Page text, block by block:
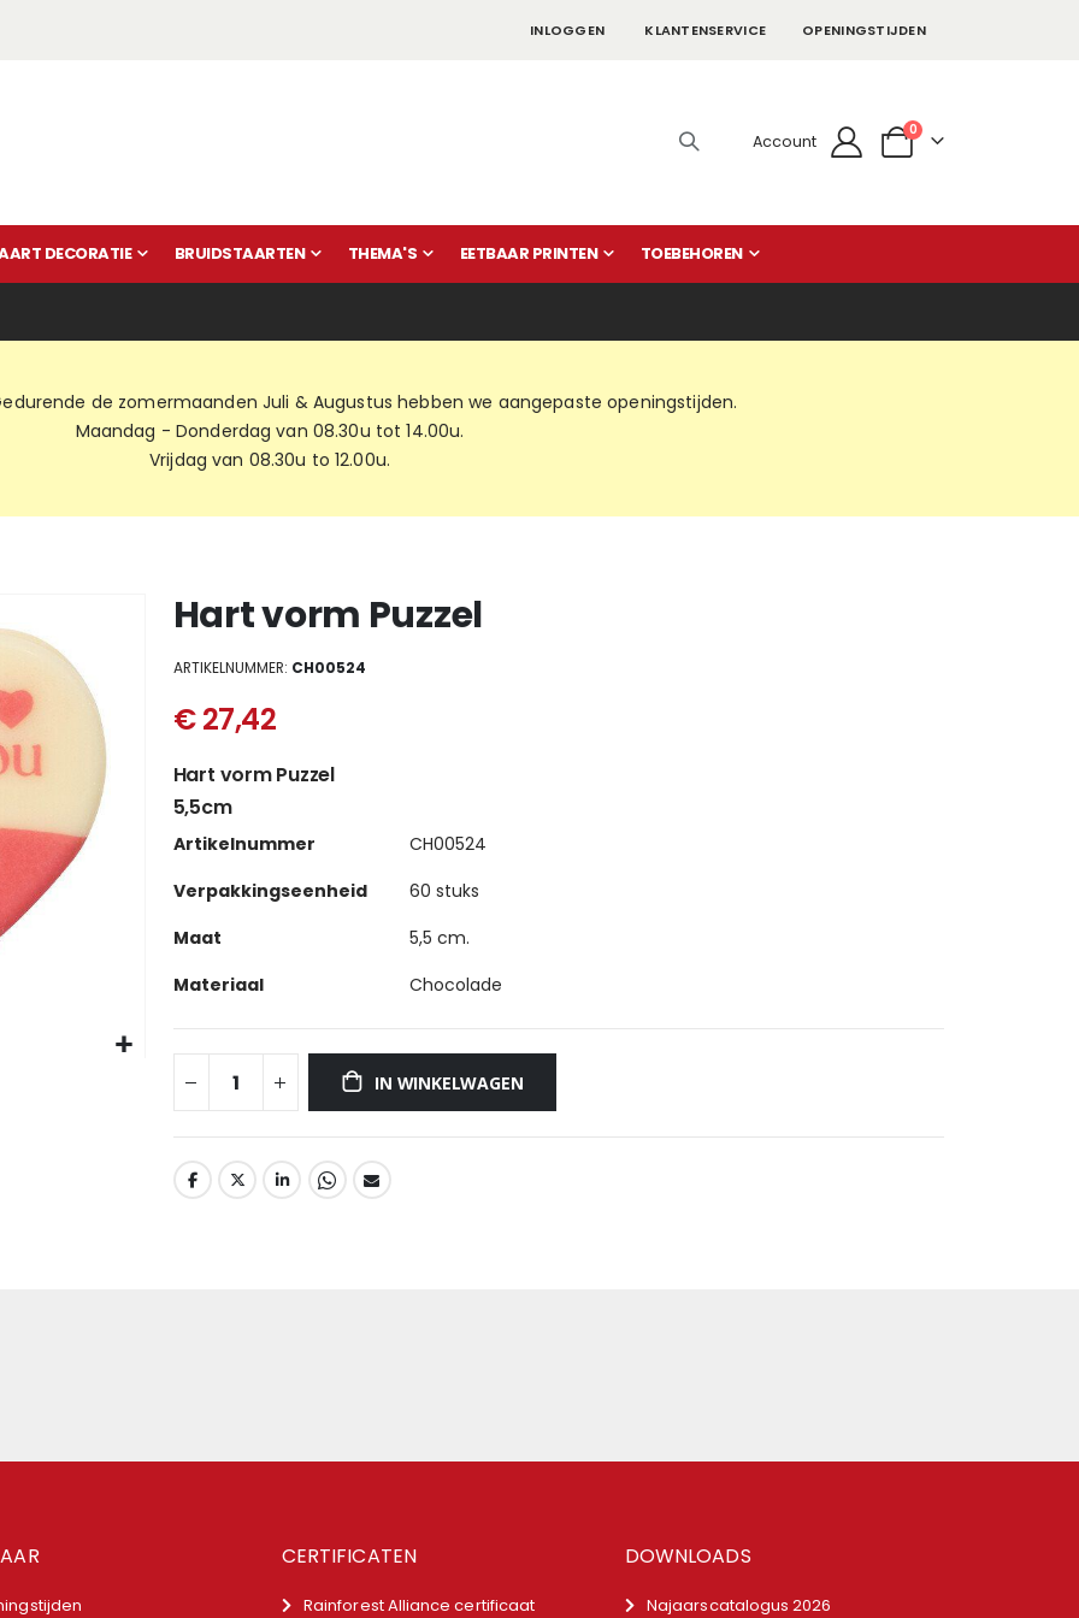
INLOGGEN KLANTENSERVICE OPENINGSTIJDEN
Account
Cart
0producten
DECORATIE BRUIDSTAARTEN THEMA'S EETBAAR PRINTEN TOEBEHOREN
de zomermaanden Juli & Augustus hebben we aangepaste openingstijden.
Maandag - Donderdag van 08.30u tot 14.00u.
Vrijdag van 08.30u to 12.00u.
Hart vorm Puzzel
ARTIKELNUMMER CH00524
€ 27,42
Hart vorm Puzzel
5,5cm
Meer
Artikelnummer
CH00524
Verpakkingseenheid
60 stuks
Maat
5,5 cm.
Materiaal
Chocolade
IN WINKELWAGEN
CERTIFICATEN
Rainforest Alliance certificaat
DOWNLOADS
Najaarscatalogus 2026